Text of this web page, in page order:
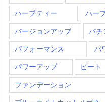
ハーブティー ハー
バージョンアップ パチ
パフォーマンス パ
パワーアップ ビート
ファンデーション